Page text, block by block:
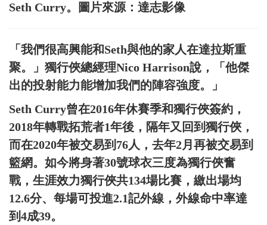
Seth Curry。圖片來源：達志影像
「我們很高興能和Seth與他的家人在達拉斯重
聚。」獨行俠總經理Nico Harrison說，「他傑
出的投射能力能增加我們的陣容強度。」
Seth Curry曾在2016年休賽季和獨行俠簽約，
2018年轉戰拓荒者1年後，隔年又回到獨行俠，
而在2020年被交易到76人，去年2月再被交易到
籃網。如今將身著30號球衣三度為獨行俠奮
戰，生涯效力獨行俠共134場比賽，繳出場均
12.6分、每場可投進2.1記外線，外線命中率達
到4成39。